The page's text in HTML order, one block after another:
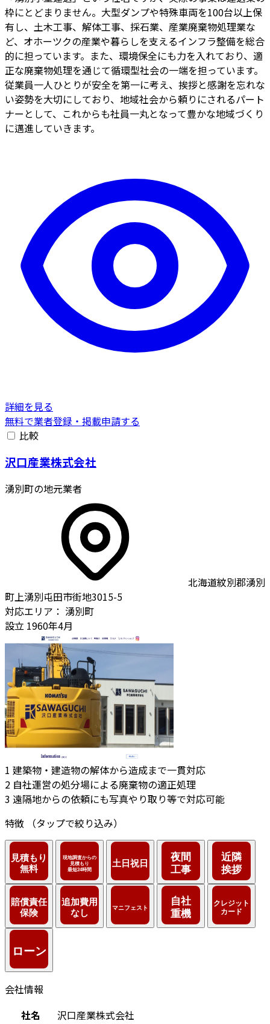
枠にとどまりません。大型ダンプや特殊車両を100台以上保
有し、土木工事、解体工事、採石業、産業廃棄物処理業な
ど、オホーツクの産業や暮らしを支えるインフラ整備を総合
的に担っています。また、環境保全にも力を入れており、適
正な廃棄物処理を通じて循環型社会の一端を担っています。
従業員一人ひとりが安全を第一に考え、挨拶と感謝を忘れな
い姿勢を大切にしており、地域社会から頼りにされるパート
ナーとして、これからも社員一丸となって豊かな地域づくり
に邁進していきます。
詳細を見る
無料で業者登録・掲載申請する
比較
沢口産業株式会社
湧別町の地元業者
北海道紋別郡湧別
町上湧別屯田市街地3015-5
対応エリア： 湧別町
設立 1960年4月
1 建築物・建造物の解体から造成まで一貫対応
2 自社運営の処分場による廃棄物の適正処理
3 遠隔地からの依頼にも写真やり取り等で対応可能
特徴
（タップで絞り込み）
会社情報
社名
沢口産業株式会社